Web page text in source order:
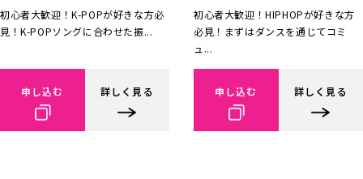
初心者大歓迎！K-POPが好きな方必
見！K-POPソングに合わせた振...
申し込む 詳しく見る
初心者大歓迎！HIPHOPが好きな方
必見！まずはダンスを通じてコミ
ュ...
申し込む 詳しく見る